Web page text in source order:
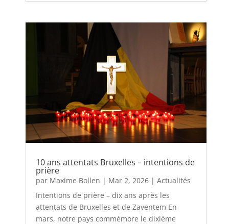
10 ans attentats Bruxelles – intentions de
prière
par Maxime Bollen | Mar 2, 2026 |Actualités
Intentions de prière – dix ans après les
attentats de Bruxelles et de Zaventem En
mars, notre pays commémore le dixième